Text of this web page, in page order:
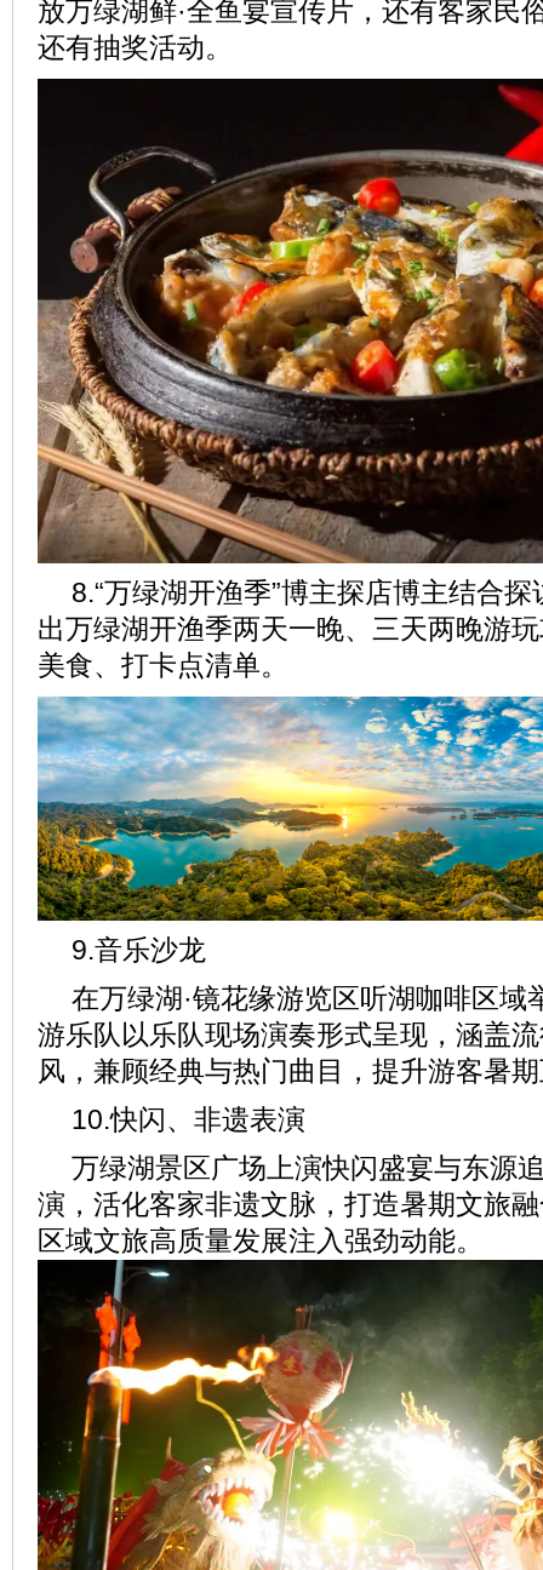
放万绿湖鲜·全鱼宴宣传片，还有客家民
还有抽奖活动。
8.“万绿湖开渔季”博主探店博主结合探
出万绿湖开渔季两天一晚、三天两晚游
美食、打卡点清单。
9.音乐沙龙
在万绿湖·镜花缘游览区听湖咖啡区域
游乐队以乐队现场演奏形式呈现，涵盖
风，兼顾经典与热门曲目，提升游客暑
10.快闪、非遗表演
万绿湖景区广场上演快闪盛宴与东源
演，活化客家非遗文脉，打造暑期文旅
区域文旅高质量发展注入强劲动能。